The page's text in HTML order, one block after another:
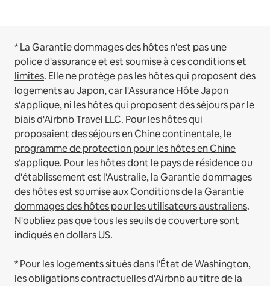
* La Garantie dommages des hôtes n'est pas une
police d'assurance et est soumise à cesconditions et
limites. Elle ne protège pas les hôtes qui proposent des
logements au Japon, car l'Assurance Hôte Japon
s'applique, ni les hôtes qui proposent des séjours par le
biais d'Airbnb Travel LLC. Pour les hôtes qui
proposaient des séjours en Chine continentale, le
programme de protection pour les hôtes en Chine
s'applique. Pour les hôtes dont le pays de résidence ou
d'établissement est l'Australie, la Garantie dommages
des hôtes est soumise auxConditions de la Garantie
dommages des hôtes pour les utilisateurs australiens.
N'oubliez pas que tous les seuils de couverture sont
indiqués en dollars US.
* Pour les logements situés dans l'État de Washington,
les obligations contractuelles d'Airbnb au titre de la